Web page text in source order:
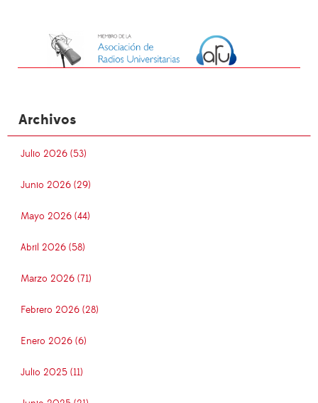
Archivos
Julio 2026 (53)
Junio 2026 (29)
Mayo 2026 (44)
Abril 2026 (58)
Marzo 2026 (71)
Febrero 2026 (28)
Enero 2026 (6)
Julio 2025 (11)